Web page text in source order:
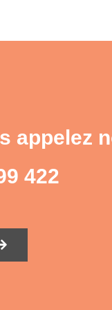
appelez
422